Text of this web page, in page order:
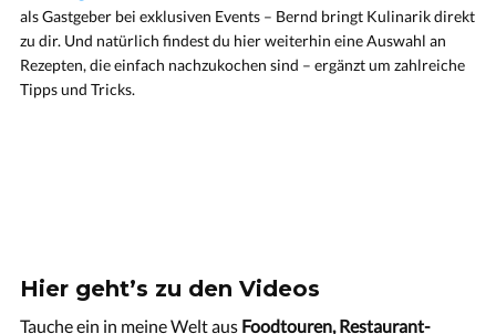
als Gastgeber bei exklusiven Events – Bernd bringt Kulinarik direkt
zu dir. Und natürlich findest du hier weiterhin eine Auswahl an
Rezepten, die einfach nachzukochen sind – ergänzt um zahlreiche
Tipps und Tricks.
Hier geht’s zu den Videos
Tauche ein in meine Welt aus Foodtouren, Restaurant-